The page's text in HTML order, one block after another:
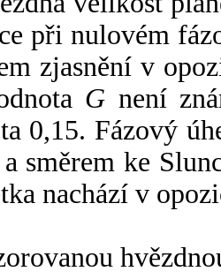
při nulovém
zjasnění v
G není
0,15. Fázový
směrem ke
nachází v